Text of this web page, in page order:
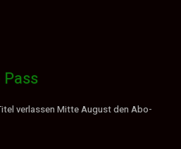
Pass
verlassen Mitte August den Abo-